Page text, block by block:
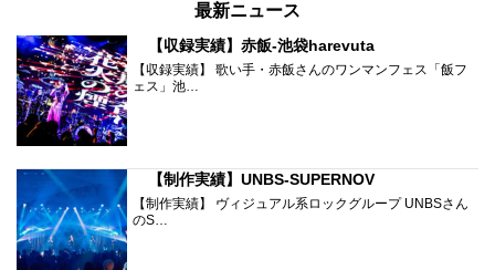
最新ニュース
【収録実績】赤飯-池袋harevuta
【収録実績】 歌い手・赤飯さんのワンマンフェス「飯フ
ェス」池…
【制作実績】UNBS-SUPERNOV
【制作実績】 ヴィジュアル系ロックグループ UNBSさん
のS…